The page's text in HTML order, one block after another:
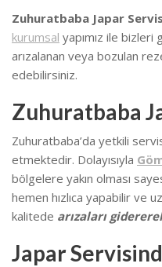
Zuhuratbaba Japar
kurumsal yapımız ile bizleri
arızalanan veya bozulan
edebilirsiniz.
Zuhuratbaba
Zuhuratbaba’da yetkili
etmektedir. Dolayısıyla
bölgelere yakın olması
hemen hızlıca yapabilir ve
kalitede arızaları
Japar